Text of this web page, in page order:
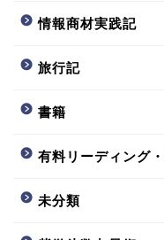
情報商材実践記
旅行記
書籍
有料リーディング
未分類